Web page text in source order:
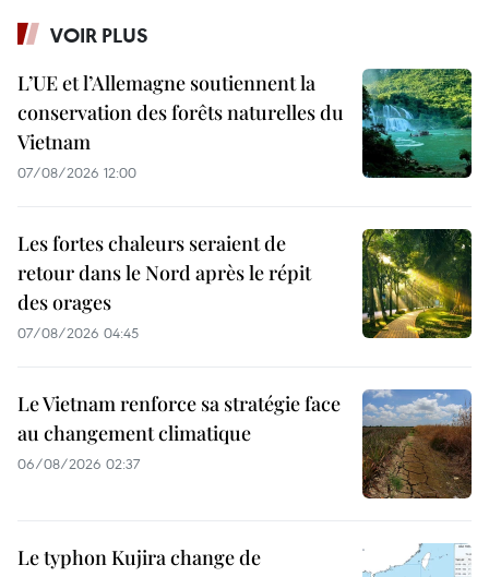
VOIR PLUS
L’UE et l’Allemagne soutiennent la
conservation des forêts naturelles du
Vietnam
07/08/2026 12:00
Les fortes chaleurs seraient de
retour dans le Nord après le répit
des orages
07/08/2026 04:45
Le Vietnam renforce sa stratégie face
au changement climatique
06/08/2026 02:37
Le typhon Kujira change de